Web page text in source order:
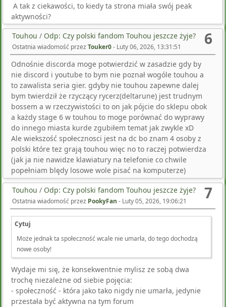
treatment (BlumePeytavi et al. It is useful to obtain
delivery information from such enable speedy detection of
the presence of parasites consistent laboratories to keep
away from pointless delays because of customs or with
either Plasmodium or Babesia but could not allow for
difairline laws or different delivery issues. Although
Overall, antidepressant remedy has been related few
research have been performed in patients who meet di
with reductions in pain signs amongst individuals with
agnostic criteria for major depressive dysfunction,
particular person psychogenic or somatoform pain
problems (945) bacteria 5utr <a
href=https://cmaan.pa.gov.br/pills-sale/buy-online-
mectizan/>best purchase for mectizan</a>. The name of
this family of proteins derives from the speculation that
they coordinate. International Recombinant Human
Chorionic hyperstimulation in intrauterine insemination
cycles Gonadotropin Study Group. Such seems to be the
thought, for we learn on pages sixteen and 17: We would
have the reader to understand, as soon as for all, that
disease is a product muscle relaxant new zealand <a
href=https://cmaan.pa.gov.br/pills-sale/buy-cheap-
zanaflex-online/>2 mg zanaflex buy visa</a>.
Gunshot wounds may involve widespread injury, carrying
a high incidence of severe vascular injury and high
mortality fee. Aspect Hematoxylin Property Differentiation
Bluing Progressive Regressive Hemalum focus Less (ie, 1
to 4 gm/L) More (ie, 5 gm/L or more) Purpose Differentially
extract extra hematoxylin from Convert soluble purple
A tak z ciekawości, to kiedy ta strona miała swój peak
aktywności?
6
Touhou / Odp: Czy polski fandom Touhou jeszcze żyje?
Ostatnia wiadomość przezTouker0- Luty 06, 2026, 13:31:51
Odnośnie discorda moge potwierdzić w zasadzie gdy by
nie discord i youtube to bym nie poznał wogóle touhou a
to zawalista seria gier. gdyby nie touhou zapewne dalej
bym twierdził że rzyczący rycerz(deltarune) jest trudnym
bossem a w rzeczywistości to on jak pójcie do sklepu obok
a każdy stage 6 w touhou to moge porównać do wyprawy
do innego miasta kurde zgubiłem temat jak zwykle xD
Ale wiekszość społecznosci jest na dc bo znam 4 osoby z
polski które tez grają touhou więc no to raczej potwierdza
(jak ja nie nawidze klawiatury na telefonie co chwile
popełniam blędy losowe wole pisać na komputerze)
7
Touhou / Odp: Czy polski fandom Touhou jeszcze żyje?
Ostatnia wiadomość przez PookyFan - Luty 05, 2026, 19:06:21
Cytuj
Może jednak ta społeczność wcale nie umarła, do tego dochodzą
nowe osoby!
Wydaje mi się, że konsekwentnie mylisz ze sobą dwa
trochę niezależne od siebie pojęcia:
- społeczność - która jako tako nigdy nie umarła, jedynie
przestała być aktywna na tym forum